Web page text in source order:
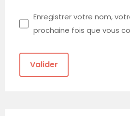
Enregistrer votre nom,
prochaine fois que vous